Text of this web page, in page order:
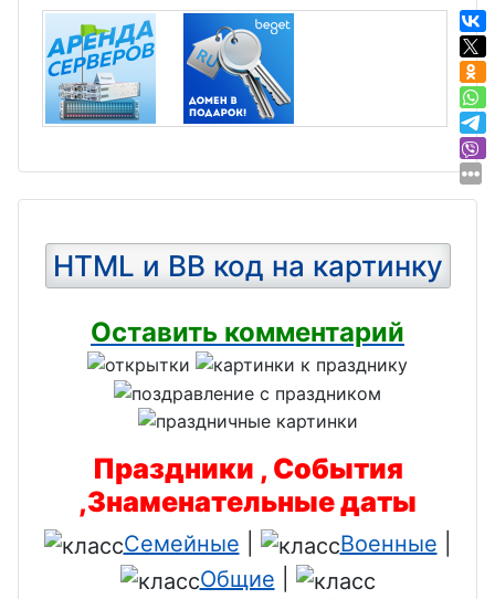
HTML и BB код на картинку
Оставить комментарий
Праздники , События
,Знаменательные даты
Семейные Военные
Общие